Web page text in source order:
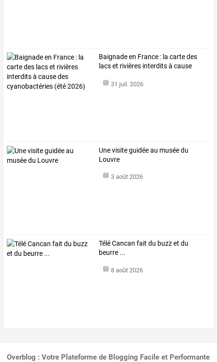
Baignadeen France : la cartedes
lacset rivières interditsà cause
31 juil. 2026
Une visite guidée au musée du
Louvre
3 août 2026
Télé Cancan fait du buzz et du
beurre ...
8 août 2026
Overblog : Votre Plateforme de Blogging Facile et Performante